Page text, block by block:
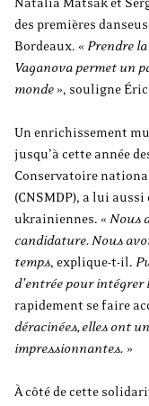
Natalia Matsak et
des premières
Bordeaux. « Prendre
Vaganova permet un
monde », souligne
Un enrichissement
jusqu’à cette année
Conservatoire
(CNSMDP), a lui
ukrainiennes. « Nous
candidature. Nous
temps, explique-t-il.
d’entrée pour intégrer
rapidement se faire
déracinées, elles ont
impressionnantes. »
À côté de cette